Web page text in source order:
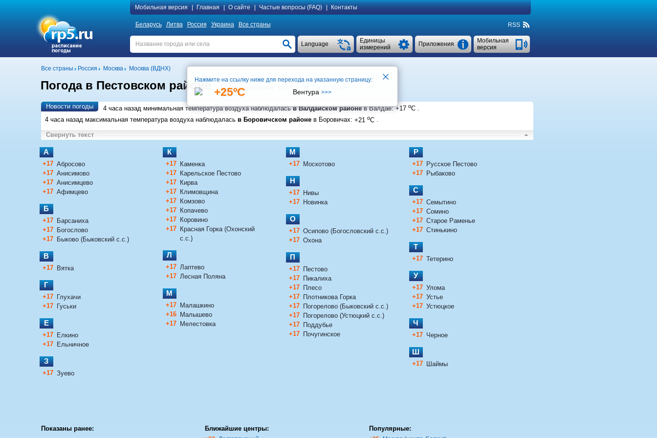
Мобильная версия Главная О сайте Частые вопросы (FAQ) Контакты
Беларусь Литва Россия Украина Все страны RSS
Мобильная
версия
Приложения
Единицы
измерений
Language
Все страны Россия Москва Москва (ВДНХ)
Погода в Пестовском районе Местное время 18:48
Новости погоды 4 часа назад минимальная температура воздуха наблюдаласьв Валдайском районе в Валдае:+17 oC .
4 часа назад максимальная температура воздуха наблюдалась в Боровичском районе в Боровичах: +21 oC .
Свернуть текст
А
+17 Абросово
+17 Анисимово
+17 Анисимцево
+17 Афимцево
Б
+17 Барсаниха
+17 Богослово
+17 Быково (Быковский с.с.)
В
+17 Вятка
Г
+17 Глухачи
+17 Гуськи
Е
+17 Елкино
+17 Ельничное
З
+17 Зуево
К
+17 Каменка
+17 Карельское Пестово
+17 Кирва
+17 Климовщина
+17 Комзово
+17 Копачево
+17 Коровино
+17 Красная Горка (Охонский
с.с.)
Л
+17 Лаптево
+17 Лесная Поляна
М
+17 Малашкино
+16 Малышево
+17 Мелестовка
М
+17 Москотово
Н
+17 Нивы
+17 Новинка
О
+17 Осипово (Богословский с.с.)
+17 Охона
П
+17 Пестово
+17 Пикалиха
+17 Плесо
+17 Плотникова Горка
+17 Погорелово (Быковский с.с.)
+17 Погорелово (Устюцкий с.с.)
+17 Поддубье
+17 Почугинское
Р
+17 Русское Пестово
+17 Рыбаково
С
+17 Семытино
+17 Сомино
+17 Старое Раменье
+17 Стинькино
Т
+17 Тетерино
У
+17 Улома
+17 Устье
+17 Устюцкое
Ч
+17 Черное
Ш
+17 Шаймы
Показаны ранее: Ближайшие центры: Популярные:
Нажмите на ссылку ниже для перехода на указанную страницу:
+25ºC Вентура >>>